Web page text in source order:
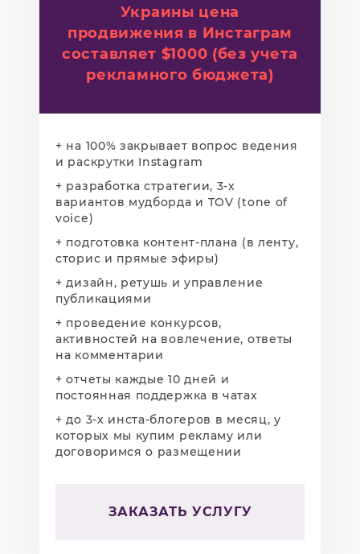
Украины цена
продвижения в Инстаграм
составляет $1000 (без учета
рекламного бюджета)
+ на 100% закрывает вопрос ведения
и раскрутки Instagram
+ разработка стратегии, 3-х
вариантов мудборда и TOV (tone of
voice)
+ подготовка контент-плана (в ленту,
сторис и прямые эфиры)
+ дизайн, ретушь и управление
публикациями
+ проведение конкурсов,
активностей на вовлечение, ответы
на комментарии
+ отчеты каждые 10 дней и
постоянная поддержка в чатах
+ до 3-х инста-блогеров в месяц, у
которых мы купим рекламу или
договоримся о размещении
ЗАКАЗАТЬ УСЛУГУ